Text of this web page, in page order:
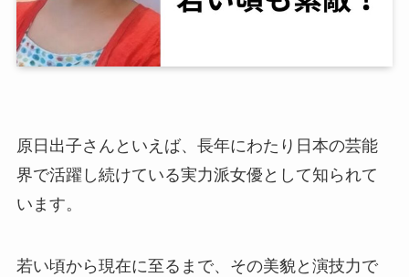
原日出子さんといえば、長年にわたり日本の芸能
界で活躍し続けている実力派女優として知られて
います。
若い頃から現在に至るまで、その美貌と演技力で